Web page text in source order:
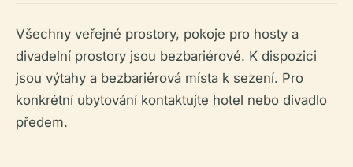
Všechny veřejné prostory, pokoje pro hosty a
divadelní prostory jsou bezbariérové. K dispozici
jsou výtahy a bezbariérová místa k sezení. Pro
konkrétní ubytování kontaktujte hotel nebo divadlo
předem.